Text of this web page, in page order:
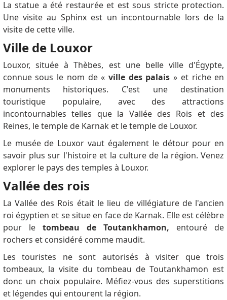
reservation or round-trip airline ticket. * Proof of
health insurance that covers Egypt. *Visa fee:* The
cost of a multiple-entry visa for Egypt valid for 5
years is 700 US dollars. *Visa validity:* The validity of
a multiple-entry visa for Egypt valid for 5 years is 5
years. *Number of entries:* A multiple-entry visa for
Egypt allows the holder to enter Egypt multiple times
within its validity period. *Duration of stay:* A
multiple-entry visa for Egypt allows the holder to stay
in Egypt for up to 30 days per visit. *Place to obtain
visa:* A multiple-entry visa for Egypt can be obtained
from Egyptian embassies or consulates around the
world. *Visa processing time:* A multiple-entry visa
for Egypt is processed within 3 to 5 working days.
*Additional information:* * All applications and
documents must be submitted in Arabic or English. *
All photos and documents must be of high quality. *
The passport must be valid for at least 6 months
after the visa validity date. * The invitation letter must
be from an Egyptian citizen or company. * The hotel
reservation or round-trip airline ticket must be valid
for at least 6 months. * Proof of health insurance
must be valid for at least 6 months. If you are unable
to submit your application online, please contact the
La statue a été restaurée et est sous stricte protection.
Une visite au Sphinx est un incontournable lors de la
visite de cette ville.
Ville de Louxor
Louxor, située à Thèbes, est une belle ville d'Égypte,
connue sous le nom de « ville des palais» et riche en
monuments historiques. C'est une destination
touristique populaire, avec des attractions
incontournables telles que la Vallée des Rois et des
Reines, le temple de Karnak et le temple de Louxor.
Le musée de Louxor vaut également le détour pour en
savoir plus sur l'histoire et la culture de la région.Venez
explorer le pays des temples à Louxor.
Vallée des rois
La Vallée des Rois était le lieu de villégiature de l'ancien
roi égyptien et se situe en face de Karnak. Elle est célèbre
pour le tombeau de Toutankhamon, entouré de
rochers et considéré comme maudit.
Les touristes ne sont autorisés à visiter que trois
tombeaux, la visite du tombeau de Toutankhamon est
donc un choix populaire. Méfiez-vous des superstitions
et légendes qui entourent la région.